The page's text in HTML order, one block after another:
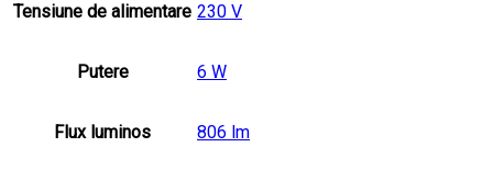
Tensiune de alimentare 230 V
Putere 6 W
Flux luminos 806 lm